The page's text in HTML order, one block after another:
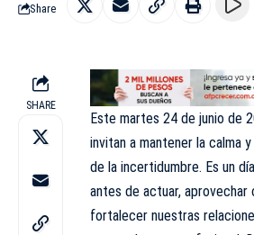
Share
SHARE
Este martes 24 de junio de
invitan a mantener la calma
de la incertidumbre. Es un
antes de actuar, aprovechar
fortalecer nuestras